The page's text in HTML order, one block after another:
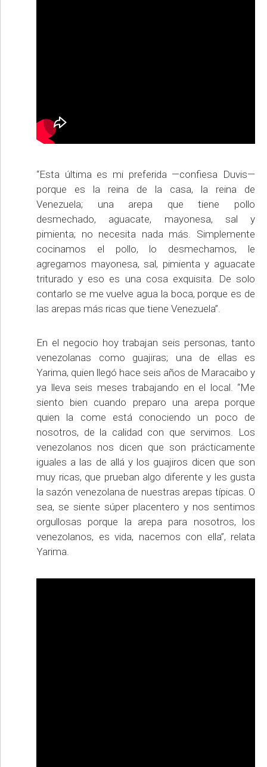
“Esta última es mi preferida —confiesa Duvis—
porque es la reina de la casa, la reina de
Venezuela; una arepa que tiene pollo
desmechado, aguacate, mayonesa, sal y
pimienta; no necesita nada más. Simplemente
cocinamos el pollo, lo desmechamos, le
agregamos mayonesa, sal, pimienta y aguacate
triturado y eso es una cosa exquisita. De solo
contarlo se me vuelve agua la boca, porque es de
las arepas más ricas que tiene Venezuela”.
En el negocio hoy trabajan seis personas, tanto
venezolanas como guajiras; una de ellas es
Yarima, quien llegó hace seis años de Maracaibo y
ya lleva seis meses trabajando en el local. “Me
siento bien cuando preparo una arepa porque
quien la come está conociendo un poco de
nosotros, de la calidad con que servimos. Los
venezolanos nos dicen que son prácticamente
iguales a las de allá y los guajiros dicen que son
muy ricas, que prueban algo diferente y les gusta
la sazón venezolana de nuestras arepas típicas. O
sea, se siente súper placentero y nos sentimos
orgullosas porque la arepa para nosotros, los
venezolanos, es vida, nacemos con ella”, relata
Yarima.